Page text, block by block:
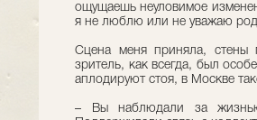
ощущаешь неуловимое
я не люблю или не уважаю
Сцена меня приняла, стены
зритель, как всегда, был
аплодируют стоя, в Москве
– Вы наблюдали за жизнью